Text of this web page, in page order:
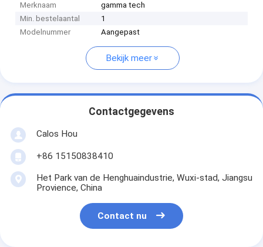
Merknaam
gamma tech
Min. bestelaantal
1
Modelnummer
Aangepast
Bekijk meer
Contactgegevens
Calos Hou
+86 15150838410
Het Park van de Henghuaindustrie, Wuxi-stad, Jiangsu
Provience, China
Contact nu